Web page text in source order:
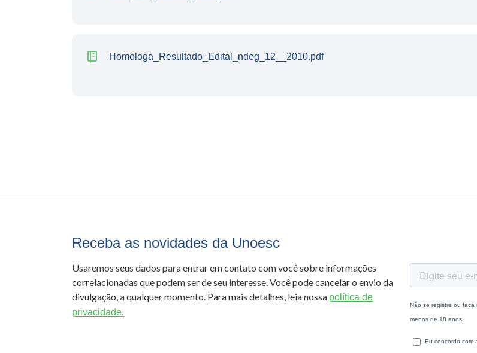
Homologa_Resultado_Edital_ndeg_12__2010.pdf
Receba as novidades da Unoesc
Usaremos seus dados para entrar em contato com você sobre informações
correlacionadas que podem ser de seu interesse. Você pode cancelar o envio da
divulgação, a qualquer momento. Para mais detalhes, leia nossa política de
privacidade.